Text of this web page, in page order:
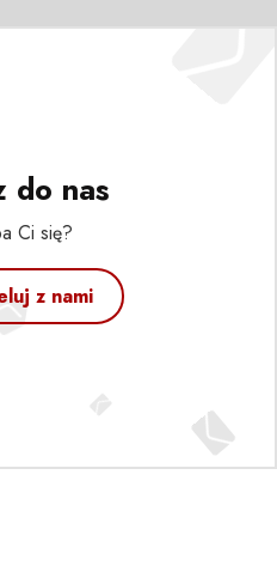
do nas
Ci się?
z nami